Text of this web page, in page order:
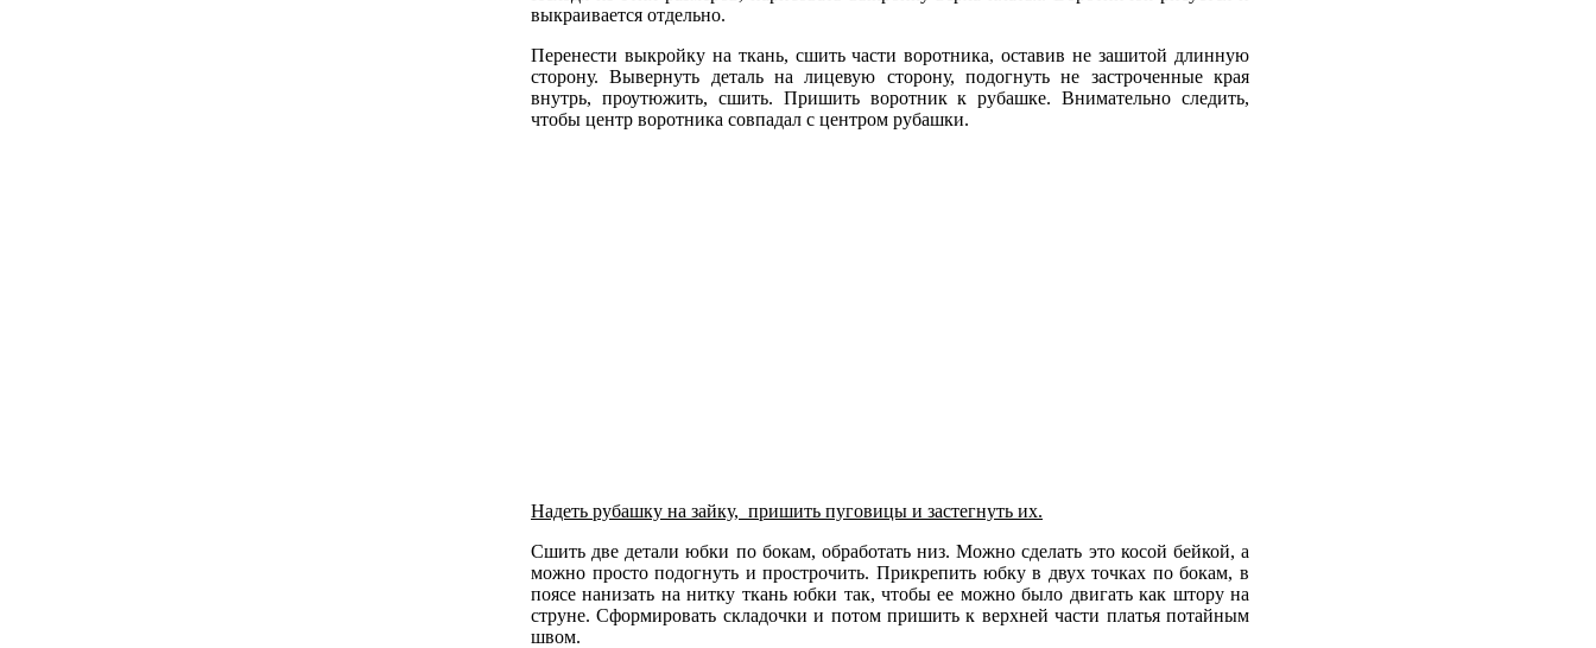
выкраивается отдельно.
Перенести выкройку на ткань, сшить части воротника, оставив не зашитой длинную
сторону. Вывернуть деталь на лицевую сторону, подогнуть не застроченные края
внутрь, проутюжить, сшить. Пришить воротник к рубашке. Внимательно следить,
чтобы центр воротника совпадал с центром рубашки.
Надеть рубашку на зайку, пришить пуговицы и застегнуть их.
Сшить две детали юбки по бокам, обработать низ. Можно сделать это косой бейкой, а
можно просто подогнуть и прострочить. Прикрепить юбку в двух точках по бокам, в
поясе нанизать на нитку ткань юбки так, чтобы ее можно было двигать как штору на
струне. Сформировать складочки и потом пришить к верхней части платья потайным
швом.